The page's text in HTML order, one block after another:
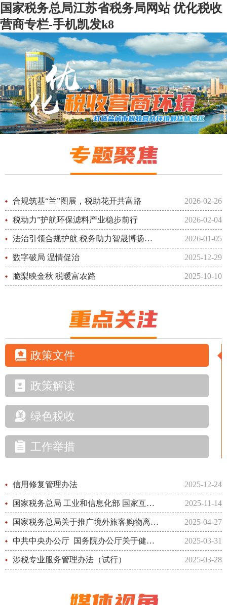
国家税务总局江苏省税务局网站 优化税收
营商专栏-手机凯发k8
合规筑基“兰”图展，税助花开共富路 2026-02-26
税动力”护航环保滤料产业稳步前行 2026-02-04
法治引领合规护航 税务助力智晟博扬帆海外 2026-01-05
数字破局 温情促治 2025-12-29
脆梨映金秋 税暖富农路 2025-10-10
政策文件
政策解读
绿色税收
工作举措
信用修复管理办法 2025-12-24
国家税务总局 工业和信息化部 国家互联网信息办公室关于规范互联网平台企业涉税信息报送有关行政处罚事项... 2025-11-14
国家税务总局关于推广境外旅客购物离境退税“即买即退”服务措施的公告 2025-04-27
中共中央办公厅 国务院办公厅关于健全社会信用体系的意见（2025年3月21日） 2025-03-31
涉税专业服务管理办法（试行） 2025-03-28